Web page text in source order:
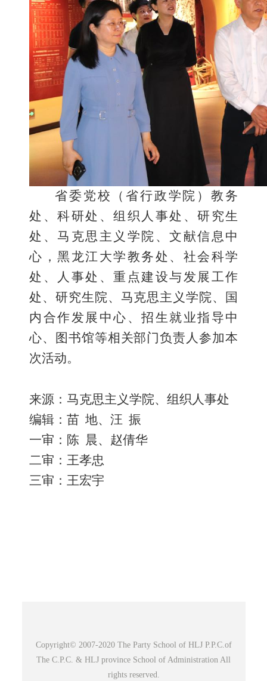
省委党校（省行政学院）教务
处、科研处、组织人事处、研究生
处、马克思主义学院、文献信息中
心，黑龙江大学教务处、社会科学
处、人事处、重点建设与发展工作
处、研究生院、马克思主义学院、国
内合作发展中心、招生就业指导中
心、图书馆等相关部门负责人参加本
次活动。
来源：马克思主义学院、组织人事处
编辑：苗 地、汪 振
一审：陈 晨、赵倩华
二审：王孝忠
三审：王宏宇
Copyright© 2007-2020 The Party School of HLJ P.P.C.of
The C.P.C. & HLJ province School of Administration All
rights reserved.